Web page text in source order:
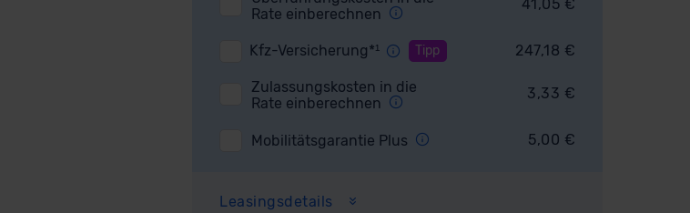
Rate einberechnen
41,05 €
Kfz-Versicherung*¹ Tipp 247,18 €
Zulassungskosten in die
Rate einberechnen
3,33 €
Mobilitätsgarantie Plus 5,00 €
Leasingsdetails